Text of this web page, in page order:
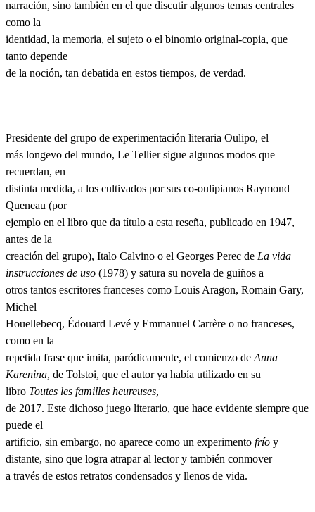
narración, sino también en el que discutir algunos temas centrales
como la
identidad, la memoria, el sujeto o el binomio original-copia, que
tanto depende
de la noción, tan debatida en estos tiempos, de verdad.
Presidente del grupo de experimentación literaria Oulipo, el
más longevo del mundo, Le Tellier sigue algunos modos que
recuerdan, en
distinta medida, a los cultivados por sus co-oulipianos Raymond
Queneau (por
ejemplo en el libro que da título a esta reseña, publicado en 1947,
antes de la
creación del grupo), Italo Calvino o el Georges Perec de La vida
instrucciones de uso (1978) y satura su novela de guiños a
otros tantos escritores franceses como Louis Aragon, Romain Gary,
Michel
Houellebecq, Édouard Levé y Emmanuel Carrère o no franceses,
como en la
repetida frase que imita, paródicamente, el comienzo de Anna
Karenina, de Tolstoi, que el autor ya había utilizado en su
libro Toutes les familles heureuses,
de 2017. Este dichoso juego literario, que hace evidente siempre que
puede el
artificio, sin embargo, no aparece como un experimento frío y
distante, sino que logra atrapar al lector y también conmover
a través de estos retratos condensados y llenos de vida.